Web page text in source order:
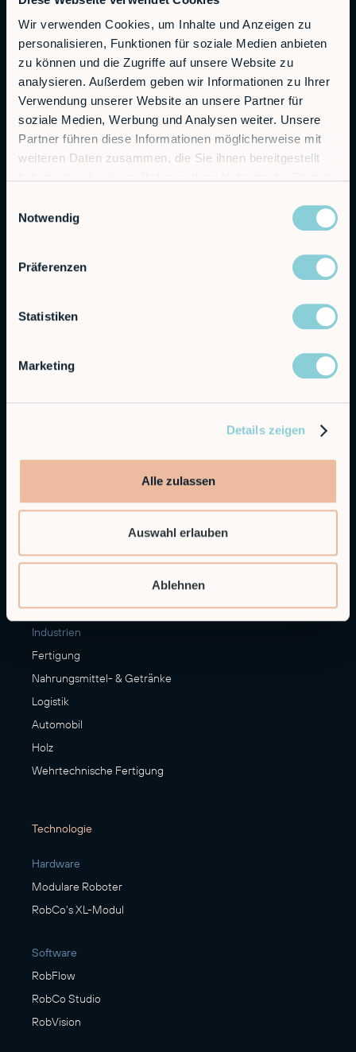
Wir verwenden Cookies, um Inhalte und Anzeigen zu
personalisieren, Funktionen für soziale Medien anbieten
zu können und die Zugriffe auf unsere Website zu
analysieren. Außerdem geben wir Informationen zu Ihrer
Verwendung unserer Website an unsere Partner für
soziale Medien, Werbung und Analysen weiter. Unsere
Partner führen diese Informationen möglicherweise mit
weiteren Daten zusammen, die Sie ihnen bereitgestellt
Notwendig
Präferenzen
Statistiken
Marketing
Details zeigen
Alle zulassen
Auswahl erlauben
Ablehnen
RobCo GmbH
Augustenstraße 12
80333 München
Allgemeine Anfragen
info@robco.de
+49 89 94424076
support@robco.de
Leistungen
Embedded Robotics
Veredelung
Industrien
Fertigung
Nahrungsmittel- & Getränke
Logistik
Automobil
Holz
Wehrtechnische Fertigung
Technologie
Hardware
Modulare Roboter
RobCo's XL-Modul
Software
RobFlow
RobCo Studio
RobVision